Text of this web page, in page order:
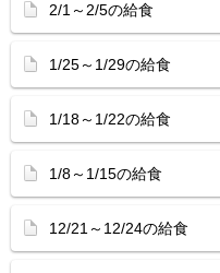
2/1～2/5の給食
1/25～1/29の給食
1/18～1/22の給食
1/8～1/15の給食
12/21～12/24の給食